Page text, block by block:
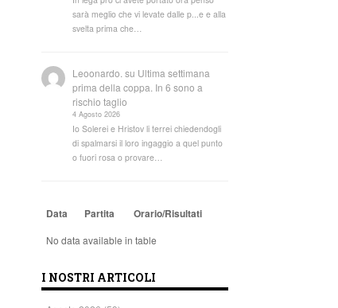
sarà meglio che vi levate dalle p...e e alla
svelta prima che…
Leoonardo. su Ultima settimana
prima della coppa. In 6 sono a
rischio taglio
4 Agosto 2026
Io Solerei e Hristov li terrei chiedendogli
di spalmarsi il loro ingaggio a quel punto
o fuori rosa o provare…
Data Partita Orario/Risultati
No data available in table
I NOSTRI ARTICOLI